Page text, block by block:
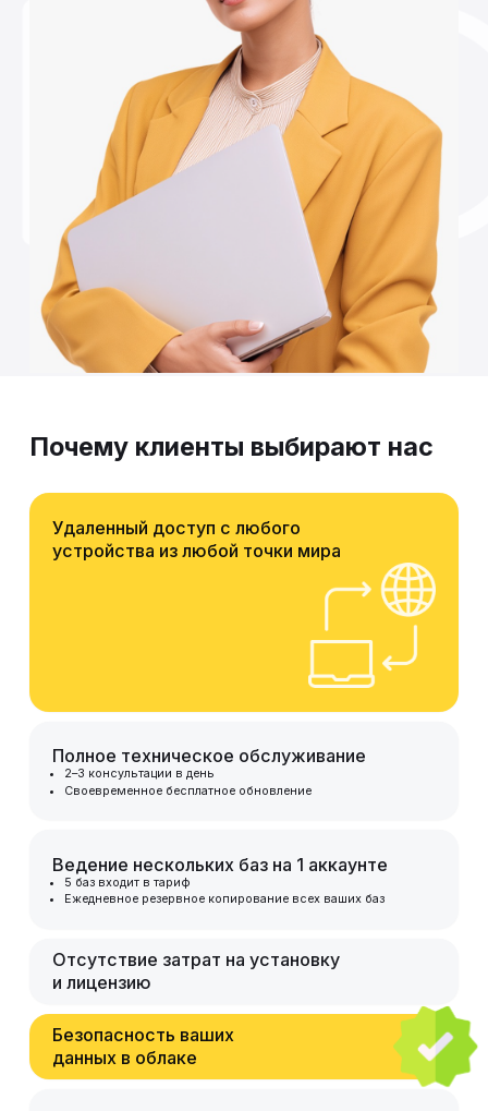
Почему клиенты выбирают нас
Удаленный доступ с любого
устройства из любой точки мира
Полное техническое обслуживание
2–3 консультации в день
Своевременное бесплатное обновление
Ведение нескольких баз на 1 аккаунте
5 баз входит в тариф
Ежедневное резервное копирование всех ваших баз
Отсутствие затрат на установку
и лицензию
Безопасность ваших
данных в облаке